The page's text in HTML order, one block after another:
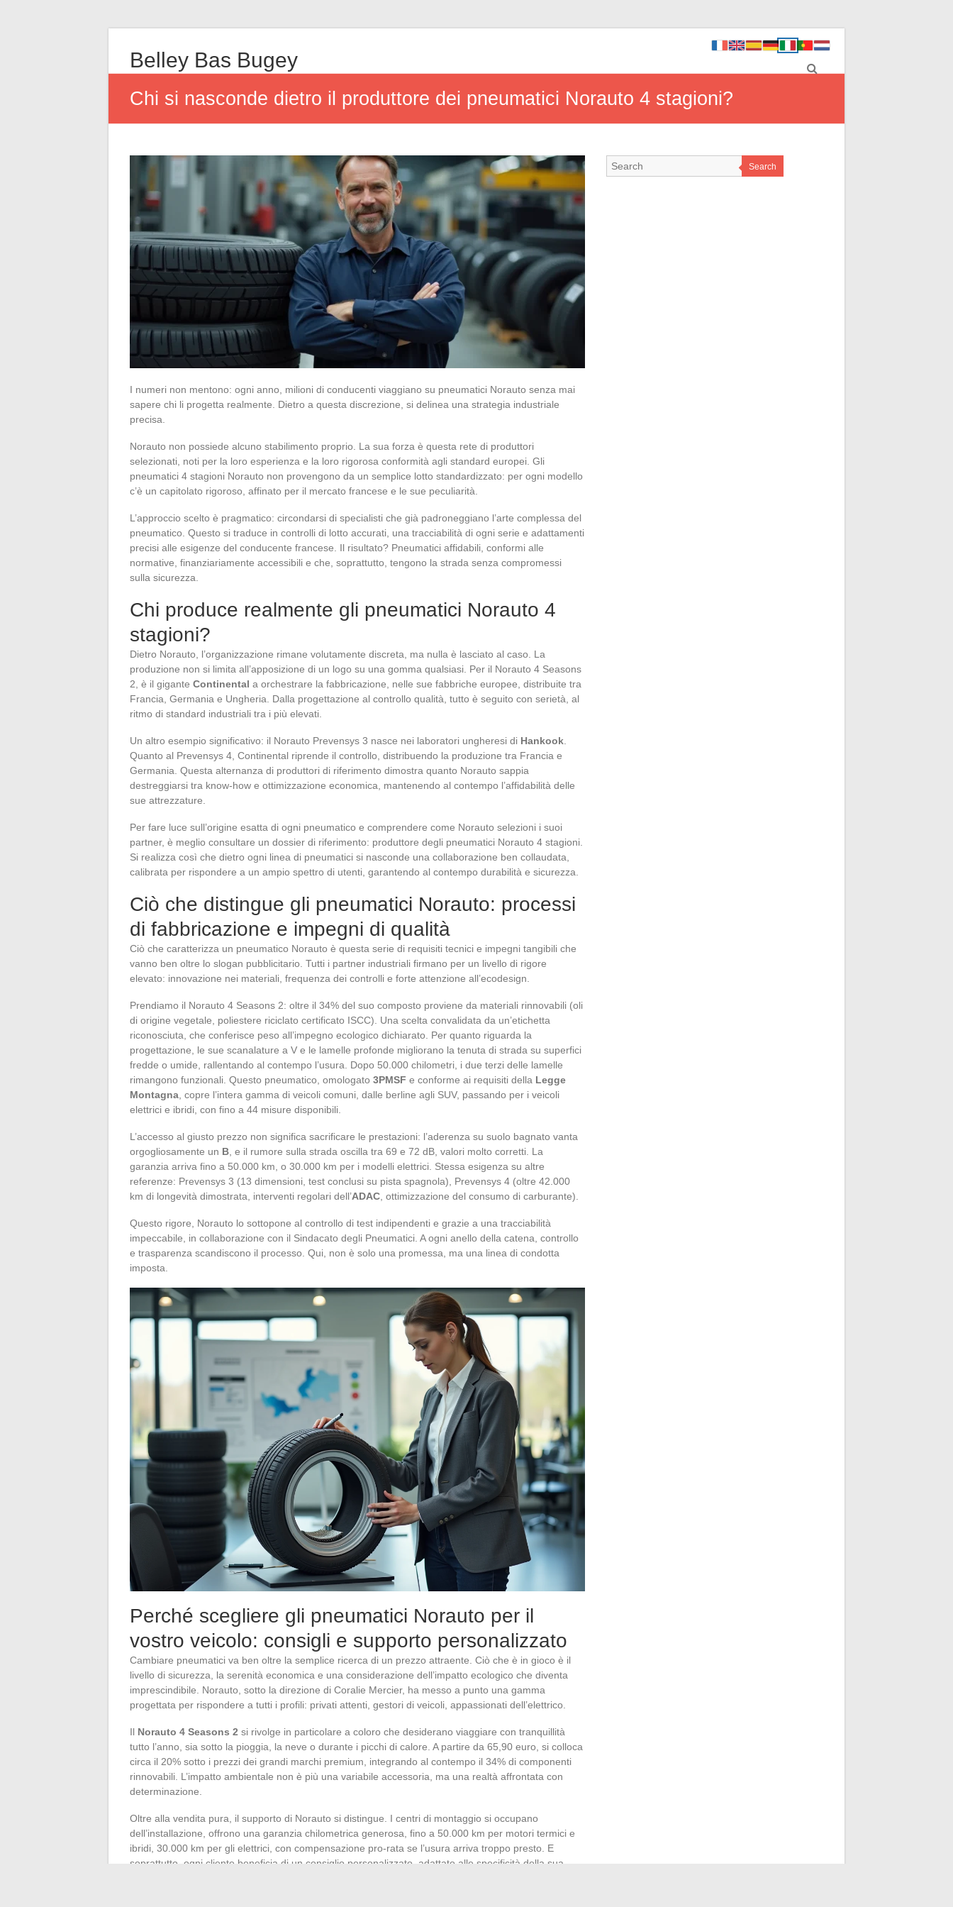
Belley Bas Bugey
Chi si nasconde dietro il produttore dei pneumatici Norauto 4 stagioni?
I numeri non mentono: ogni anno, milioni di conducenti viaggiano su pneumatici Norauto senza mai
sapere chi li progetta realmente. Dietro a questa discrezione, si delinea una strategia industriale
precisa.
Norauto non possiede alcuno stabilimento proprio. La sua forza è questa rete di produttori
selezionati, noti per la loro esperienza e la loro rigorosa conformità agli standard europei. Gli
pneumatici 4 stagioni Norauto non provengono da un semplice lotto standardizzato: per ogni modello
c’è un capitolato rigoroso, affinato per il mercato francese e le sue peculiarità.
L’approccio scelto è pragmatico: circondarsi di specialisti che già padroneggiano l’arte complessa del
pneumatico. Questo si traduce in controlli di lotto accurati, una tracciabilità di ogni serie e adattamenti
precisi alle esigenze del conducente francese. Il risultato? Pneumatici affidabili, conformi alle
normative, finanziariamente accessibili e che, soprattutto, tengono la strada senza compromessi
sulla sicurezza.
Chi produce realmente gli pneumatici Norauto 4
stagioni?
Dietro Norauto, l’organizzazione rimane volutamente discreta, ma nulla è lasciato al caso. La
produzione non si limita all’apposizione di un logo su una gomma qualsiasi. Per il Norauto 4 Seasons
2, è il gigante Continental a orchestrare la fabbricazione, nelle sue fabbriche europee, distribuite tra
Francia, Germania e Ungheria. Dalla progettazione al controllo qualità, tutto è seguito con serietà, al
ritmo di standard industriali tra i più elevati.
Un altro esempio significativo: il Norauto Prevensys 3 nasce nei laboratori ungheresi di Hankook
Quanto al Prevensys 4, Continental riprende il controllo, distribuendo la produzione tra Francia e
Germania. Questa alternanza di produttori di riferimento dimostra quanto Norauto sappia
destreggiarsi tra know-how e ottimizzazione economica, mantenendo al contempo l’affidabilità delle
sue attrezzature.
Per fare luce sull’origine esatta di ogni pneumatico e comprendere come Norauto selezioni i suoi
partner, è meglio consultare un dossier di riferimento: produttore degli pneumatici Norauto 4 stagioni.
Si realizza così che dietro ogni linea di pneumatici si nasconde una collaborazione ben collaudata,
calibrata per rispondere a un ampio spettro di utenti, garantendo al contempo durabilità e sicurezza.
Ciò che distingue gli pneumatici Norauto: processi
di fabbricazione e impegni di qualità
Ciò che caratterizza un pneumatico Norauto è questa serie di requisiti tecnici e impegni tangibili che
vanno ben oltre lo slogan pubblicitario. Tutti i partner industriali firmano per un livello di rigore
elevato: innovazione nei materiali, frequenza dei controlli e forte attenzione all’ecodesign.
Prendiamo il Norauto 4 Seasons 2: oltre il 34% del suo composto proviene da materiali rinnovabili (oli
di origine vegetale, poliestere riciclato certificato ISCC). Una scelta convalidata da un’etichetta
riconosciuta, che conferisce peso all’impegno ecologico dichiarato. Per quanto riguarda la
progettazione, le sue scanalature a V e le lamelle profonde migliorano la tenuta di strada su superfici
fredde o umide, rallentando al contempo l’usura. Dopo 50.000 chilometri, i due terzi delle lamelle
rimangono funzionali. Questo pneumatico, omologato 3PMSF e conforme ai requisiti della Legge
Montagna , copre l’intera gamma di veicoli comuni, dalle berline agli SUV, passando per i veicoli
elettrici e ibridi, con fino a 44 misure disponibili.
L’accesso al giusto prezzo non significa sacrificare le prestazioni: l’aderenza su suolo bagnato vanta
orgogliosamente un B , e il rumore sulla strada oscilla tra 69 e 72 dB, valori molto corretti. La
garanzia arriva fino a 50.000 km, o 30.000 km per i modelli elettrici. Stessa esigenza su altre
referenze: Prevensys 3 (13 dimensioni, test conclusi su pista spagnola), Prevensys 4 (oltre 42.000
km di longevità dimostrata, interventi regolari dell’ADAC , ottimizzazione del consumo di carburante).
Questo rigore, Norauto lo sottopone al controllo di test indipendenti e grazie a una tracciabilità
impeccabile, in collaborazione con il Sindacato degli Pneumatici. A ogni anello della catena, controllo
e trasparenza scandiscono il processo. Qui, non è solo una promessa, ma una linea di condotta
imposta.
Perché scegliere gli pneumatici Norauto per il
vostro veicolo: consigli e supporto personalizzato
Cambiare pneumatici va ben oltre la semplice ricerca di un prezzo attraente. Ciò che è in gioco è il
livello di sicurezza, la serenità economica e una considerazione dell’impatto ecologico che diventa
imprescindibile. Norauto, sotto la direzione di Coralie Mercier, ha messo a punto una gamma
progettata per rispondere a tutti i profili: privati attenti, gestori di veicoli, appassionati dell’elettrico.
Il Norauto 4 Seasons 2 si rivolge in particolare a coloro che desiderano viaggiare con tranquillità
tutto l’anno, sia sotto la pioggia, la neve o durante i picchi di calore. A partire da 65,90 euro, si colloca
circa il 20% sotto i prezzi dei grandi marchi premium, integrando al contempo il 34% di componenti
rinnovabili. L’impatto ambientale non è più una variabile accessoria, ma una realtà affrontata con
determinazione.
Oltre alla vendita pura, il supporto di Norauto si distingue. I centri di montaggio si occupano
dell’installazione, offrono una garanzia chilometrica generosa, fino a 50.000 km per motori termici e
ibridi, 30.000 km per gli elettrici, con compensazione pro-rata se l’usura arriva troppo presto. E
soprattutto, ogni cliente beneficia di un consiglio personalizzato, adattato alle specificità della sua
Search